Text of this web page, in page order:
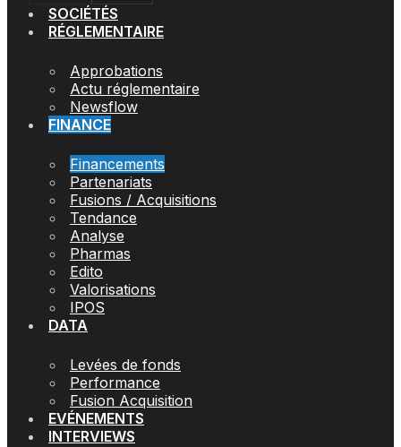
SOCIÉTÉS
RÉGLEMENTAIRE
Approbations
Actu réglementaire
Newsflow
FINANCE
Financements
Partenariats
Fusions / Acquisitions
Tendance
Analyse
Pharmas
Edito
Valorisations
IPOS
DATA
Levées de fonds
Performance
Fusion Acquisition
EVÉNEMENTS
INTERVIEWS